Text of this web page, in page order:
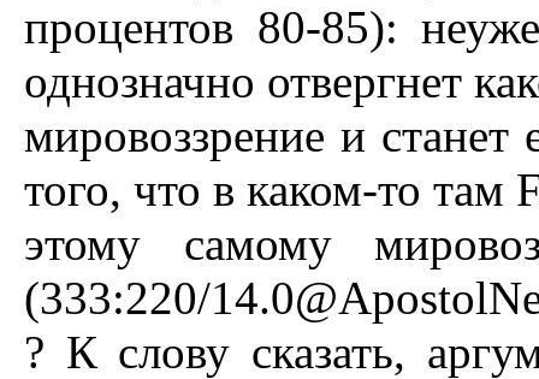
процентов 80-85):
однозначно отвергнет
мировоззрение и
того, что в каком-то там
этому самому
(333:220/
? К слову сказать,